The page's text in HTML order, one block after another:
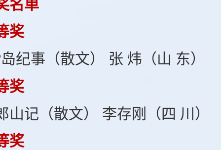
名单
奖
纪事（散文） 张 炜（山 东）
奖
山记（散文） 李存刚（四 川）
奖